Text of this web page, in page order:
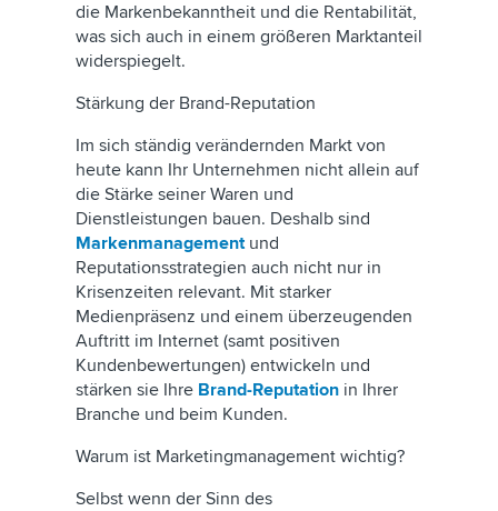
die Markenbekanntheit und die Rentabilität,
was sich auch in einem größeren Marktanteil
widerspiegelt.
Stärkung der Brand-Reputation
Im sich ständig verändernden Markt von
heute kann Ihr Unternehmen nicht allein auf
die Stärke seiner Waren und
Dienstleistungen bauen. Deshalb sind
Markenmanagementund
Reputationsstrategien auch nicht nur in
Krisenzeiten relevant. Mit starker
Medienpräsenz und einem überzeugenden
Auftritt im Internet (samt positiven
Kundenbewertungen) entwickeln und
stärken sie Ihre Brand-Reputation in Ihrer
Branche und beim Kunden.
Warum ist Marketingmanagement wichtig?
Selbst wenn der Sinn des